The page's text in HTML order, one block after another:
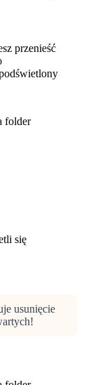
przenieść
folder
się
usunięcie